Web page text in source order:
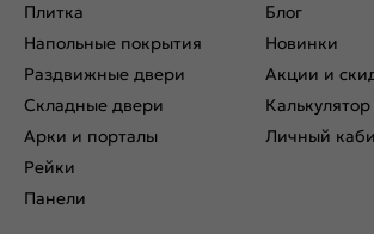
Плитка
Напольные покрытия
Раздвижные двери
Складные двери
Арки и порталы
Рейки
Панели
Блог
Новинки
Акции и
Личный